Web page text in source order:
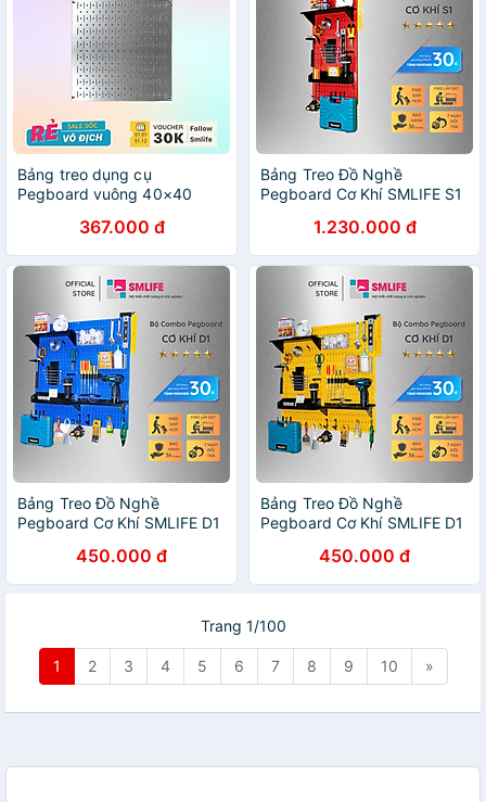
Bảng treo dụng cụ
Pegboard vuông 40×40
367.000 đ
Bảng Treo Đồ Nghề
Pegboard Cơ Khí SMLIFE S1
1.230.000 đ
Bảng Treo Đồ Nghề
Pegboard Cơ Khí SMLIFE D1
Dụng Cụ Sửa Chữa Thông
Minh Dễ Tìm Kiếm
450.000 đ
Bảng Treo Đồ Nghề
Pegboard Cơ Khí SMLIFE D1
Dụng Cụ Sửa Chữa Thông
Minh Dễ Tìm Kiếm
450.000 đ
Trang 1/100
1 2 3 4 5 6 7 8 9 10 »